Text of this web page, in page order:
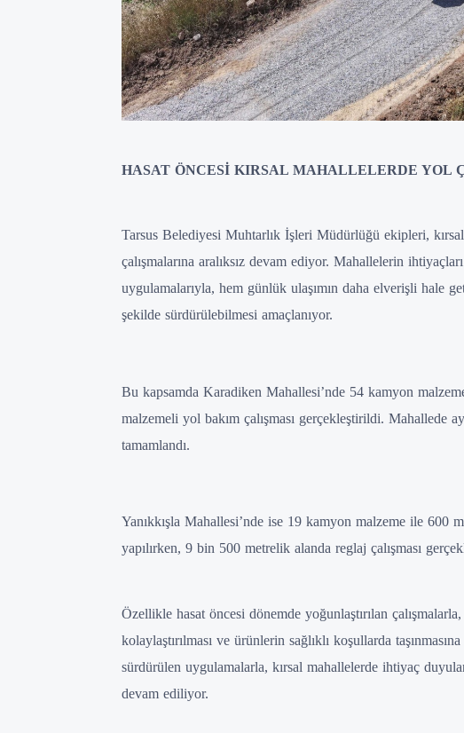
HASAT ÖNCESİ KIRSAL MAHALLELERDE YOL
Tarsus Belediyesi Muhtarlık İşleri Müdürlüğü ekipleri,
çalışmalarına aralıksız devam ediyor. Mahallelerin
uygulamalarıyla, hem günlük ulaşımın daha elverişli hale
şekilde sürdürülebilmesi amaçlanıyor.
Bu kapsamda Karadiken Mahallesi’nde 54 kamyon
malzemeli yol bakım çalışması gerçekleştirildi. Mahallede
tamamlandı.
Yanıkkışla Mahallesi’nde ise 19 kamyon malzeme ile 600
yapılırken, 9 bin 500 metrelik alanda reglaj çalışması
Özellikle hasat öncesi dönemde yoğunlaştırılan
kolaylaştırılması ve ürünlerin sağlıklı koşullarda
sürdürülen uygulamalarla, kırsal mahallelerde ihtiyaç
devam ediliyor.